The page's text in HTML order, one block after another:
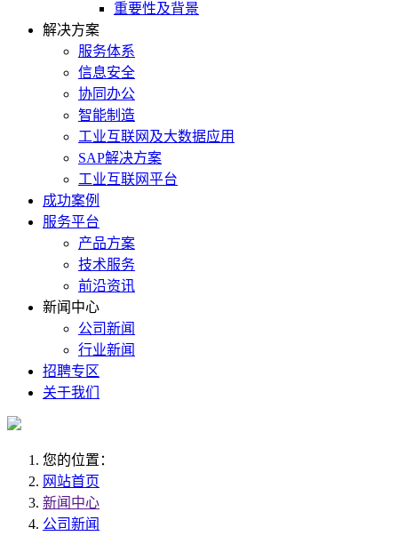
重要性及背景
解决方案
服务体系
信息安全
协同办公
智能制造
工业互联网及大数据应用
SAP解决方案
工业互联网平台
成功案例
服务平台
产品方案
技术服务
前沿资讯
新闻中心
公司新闻
行业新闻
招聘专区
关于我们
您的位置：
网站首页
新闻中心
公司新闻